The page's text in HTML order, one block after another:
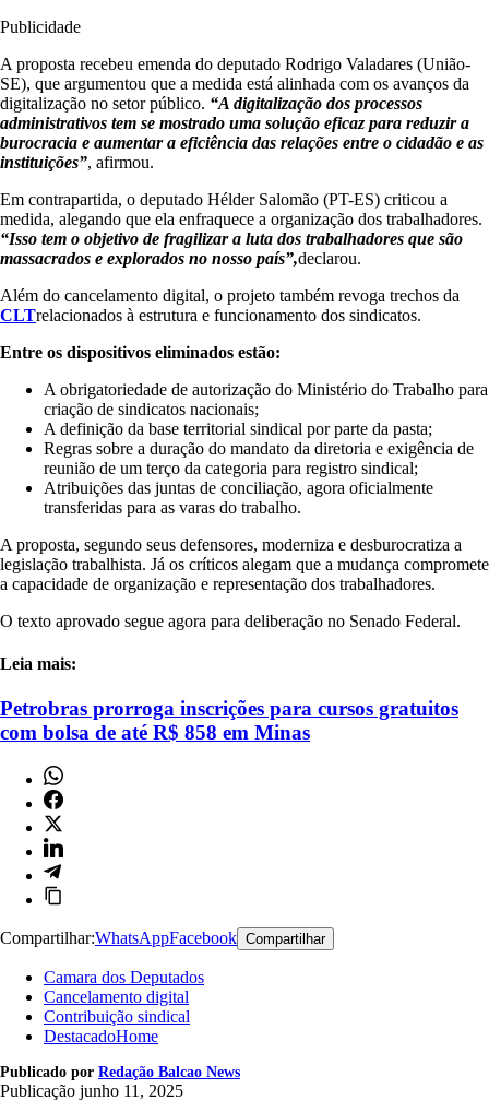
Publicidade
A proposta recebeu emenda do deputado Rodrigo Valadares (União-
SE), que argumentou que a medida está alinhada com os avanços da
digitalização no setor público. “A digitalização dos processos
administrativos tem se mostrado uma solução eficaz para reduzir a
burocracia e aumentar a eficiência das relações entre o cidadão e as
instituições”, afirmou.
Em contrapartida, o deputado Hélder Salomão (PT-ES) criticou a
medida, alegando que ela enfraquece a organização dos trabalhadores.
“Isso tem o objetivo de fragilizar a luta dos trabalhadores que são
massacrados e explorados no nosso país”,declarou.
Além do cancelamento digital, o projeto também revoga trechos da
CLTrelacionados à estrutura e funcionamento dos sindicatos.
Entre os dispositivos eliminados estão:
A obrigatoriedade de autorização do Ministério do Trabalho para
criação de sindicatos nacionais;
A definição da base territorial sindical por parte da pasta;
Regras sobre a duração do mandato da diretoria e exigência de
reunião de um terço da categoria para registro sindical;
Atribuições das juntas de conciliação, agora oficialmente
transferidas para as varas do trabalho.
A proposta, segundo seus defensores, moderniza e desburocratiza a
legislação trabalhista. Já os críticos alegam que a mudança compromete
a capacidade de organização e representação dos trabalhadores.
O texto aprovado segue agora para deliberação no Senado Federal.
Leia mais:
Petrobras prorroga inscrições para cursos gratuitos
com bolsa de até R$ 858 em Minas
Compartilhar:WhatsAppFacebook Compartilhar
Camara dos Deputados
Cancelamento digital
Contribuição sindical
DestacadoHome
Publicado por Redação Balcao News
Publicação junho 11, 2025